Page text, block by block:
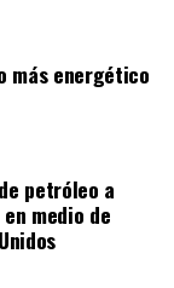
materias
el país.
en
el Instituto
y el
que
más energético
petróleo a
medio de